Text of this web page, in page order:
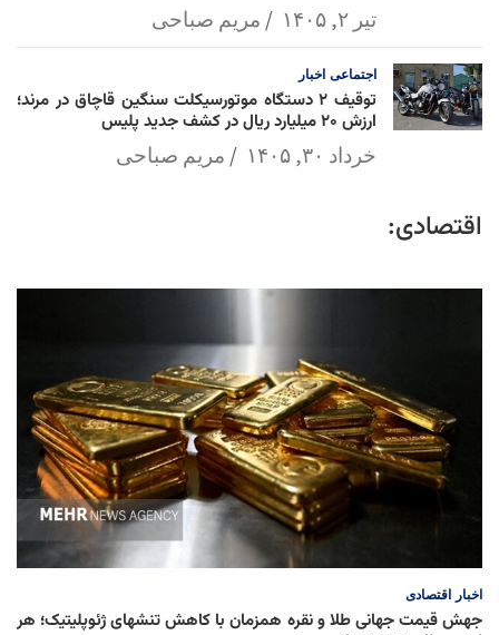
تیر ۲, ۱۴۰۵ مریم صباحی
اجتماعی اخبار
توقیف ۲ دستگاه موتورسیکلت سنگین قاچاق در مرند؛
ارزش ۲۰ میلیارد ریال در کشف جدید پلیس
خرداد ۳۰, ۱۴۰۵ مریم صباحی
اقتصادی:
اخبار اقتصادی
جهش قیمت جهانی طلا و نقره همزمان با کاهش تنشهای ژئوپلیتیک؛ هر